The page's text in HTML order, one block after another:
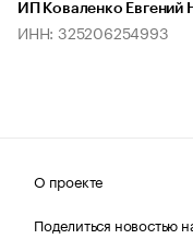
ИП Коваленко Евгений
ИНН: 325206254993
О проекте
Поделиться новостью